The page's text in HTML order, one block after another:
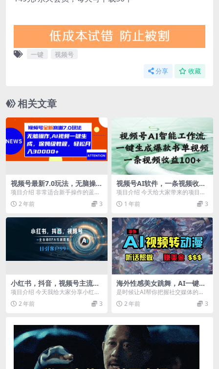
一键 视频号
分享 收藏
相关文章
视频号最新7.0玩法，无脑操
作，保姆级教程，轻松月入30
000+
项目介绍 非常适合新手操作的蓝海
项目，全新玩法，流量池巨大，当
天即可起号，复制粘...
2 年前 3
视频号AI软件，一条视频收益
100+，一键生成爆款书单视频
项目介绍 今天给大家带来的项目是
《视频号AI智能工作流，一键生成
爆款书单视频，一...
1 年前 3
小红书，抖音，视频号主流平
台全自动RPA引流获客，日引
目标客户500+
项目介绍 今天我给大家分享小红
书，抖音，视频号等全自动引流截
流，自热，投流玩法，...
2 年前 3
海外性感美女跳舞，AI一键生
成，野路子玩法，无脑搬运，
听话照做，月入2w+
是时候让AI帮你把握社交媒体的节
奏了！想象一下，把时下最火的海
外美女跳舞视频画风...
2 年前 3